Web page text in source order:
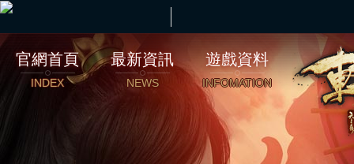
官網首頁
INDEX
最新資訊
NEWS
遊戲資料
INFOMATION